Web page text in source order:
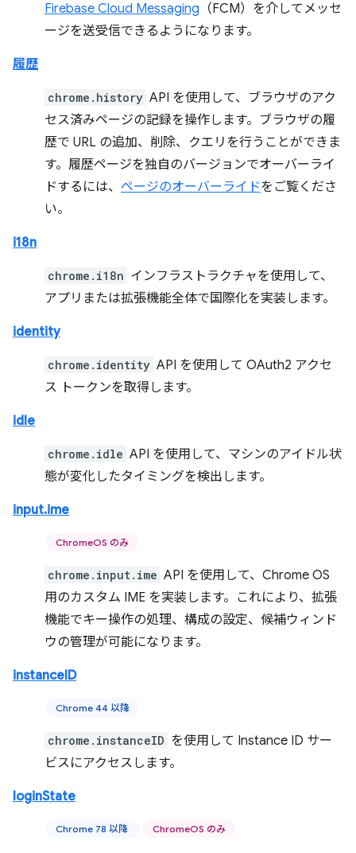
Firebase Cloud Messaging （FCM）を介してメッセ
ージを送受信できるようになります。
履歴
chrome.history API を使用して、ブラウザのアク
セス済みページの記録を操作します。ブラウザの履
歴で URL の追加、削除、クエリを行うことができま
す。履歴ページを独自のバージョンでオーバーライ
ドするには、 ページのオーバーライドをご覧くださ
い。
i18n
chrome.i18n インフラストラクチャを使用して、
アプリまたは拡張機能全体で国際化を実装します。
identity
chrome.identity API を使用して OAuth2 アクセ
ス トークンを取得します。
idle
chrome.idle API を使用して、マシンのアイドル状
態が変化したタイミングを検出します。
input.ime
ChromeOS のみ
chrome.input.ime API を使用して、Chrome OS
用のカスタム IME を実装します。これにより、拡張
機能でキー操作の処理、構成の設定、候補ウィンド
ウの管理が可能になります。
instanceID
Chrome 44 以降
chrome.instanceID を使用して Instance ID サー
ビスにアクセスします。
loginState
Chrome 78 以降 ChromeOS のみ